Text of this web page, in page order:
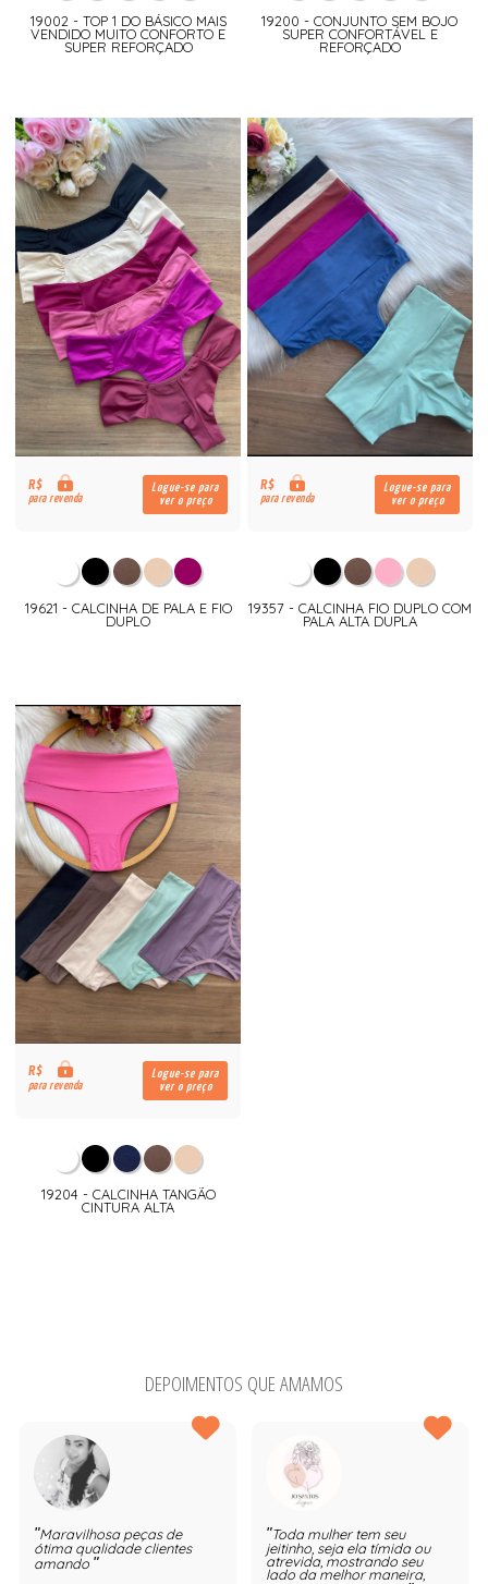
19002 - TOP 1 DO BÁSICO MAIS
VENDIDO MUITO CONFORTO E
SUPER REFORÇADO
19200 - CONJUNTO SEM BOJO
SUPER CONFORTÁVEL E
REFORÇADO
R$
para revenda
Logue-se para
ver o preço
19621 - CALCINHA DE PALA E FIO
DUPLO
R$
para revenda
Logue-se para
ver o preço
19357 - CALCINHA FIO DUPLO COM
PALA ALTA DUPLA
R$
para revenda
Logue-se para
ver o preço
19204 - CALCINHA TANGÃO
CINTURA ALTA
DEPOIMENTOS QUE AMAMOS
Maravilhosa peças de
ótima qualidade clientes
amando
Toda mulher tem seu
jeitinho, seja ela tímida ou
atrevida, mostrando seu
lado da melhor maneira,